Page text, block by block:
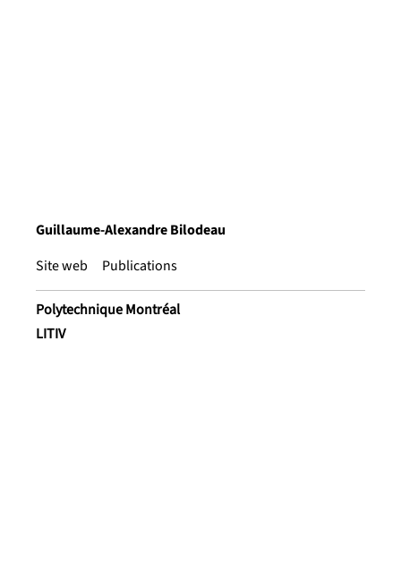
Guillaume-Alexandre Bilodeau
Site web
Publications
Polytechnique Montréal
LITIV